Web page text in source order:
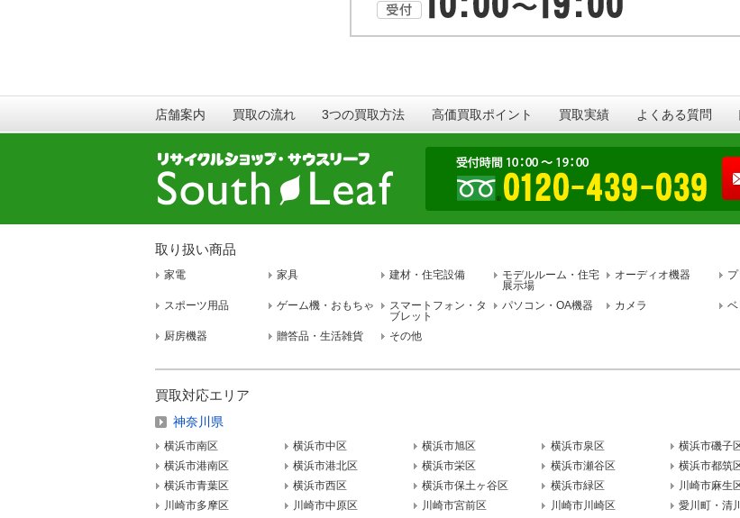
店舗案内 買取の流れ 3つの買取方法 高価買取ポイント 買取実績 よくある質問
取り扱い商品
家電 家具 建材・住宅設備
モデルルーム・住宅
展示場
オーディオ機器
スポーツ用品 ゲーム機・おもちゃ
スマートフォン・タ
ブレット
パソコン・OA機器 カメラ ベ
厨房機器 贈答品・生活雑貨 その他
買取対応エリア
神奈川県
横浜市南区 横浜市中区 横浜市旭区 横浜市泉区 横浜市磯子
横浜市港南区
横浜市港北区 横浜市栄区 横浜市瀬谷区 横浜市都筑
横浜市青葉区
横浜市西区 横浜市保土ヶ谷区 横浜市緑区 川崎市麻生
川崎市多摩区
川崎市中原区 川崎市宮前区 川崎市川崎区 愛川町・清